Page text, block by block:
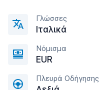
Γλώσσες
Ιταλικά
Νόμισμα
EUR
Πλευρά Οδήγησης